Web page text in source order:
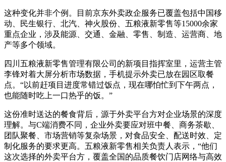
这种变化并非个例。目前京东外卖政企服务已覆盖包括中国移
动、民生银行、北汽、神火股份、五粮液新零售等15000余家
重点企业，涉及能源、交通、金融、零售、制造、运营商、地
产等多个领域。
四川五粮液新零售管理有限公司的新项目指挥室里，运营主管
李锋对着大屏分析市场数据，手机提示外卖已放在园区取餐
点。“以前赶项目进度常错过饭点，现在哪怕忙到下午两点，
也能随时吃上一口热乎的饭。”
这份准时送达的餐食背后，源于外卖平台方对企业场景的深度
理解。与C端消费不同，企业外卖要应对班中餐、商务茶歇、
团队聚餐、市场营销等复杂场景，对食品安全、配送时效、定
制化服务的要求更高。五粮液新零售相关负责人表示，“他们
这次选择的外卖平台方，覆盖全国的品质餐饮门店网络与高效